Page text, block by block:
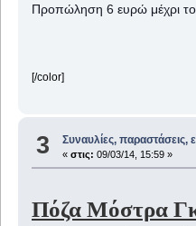
Προπώληση 6 ευρώ μέχρι το
[/color]
3 Συναυλίες, παραστάσεις,
«στις: 09/03/14, 15:59 »
Πόζα Μόστρα